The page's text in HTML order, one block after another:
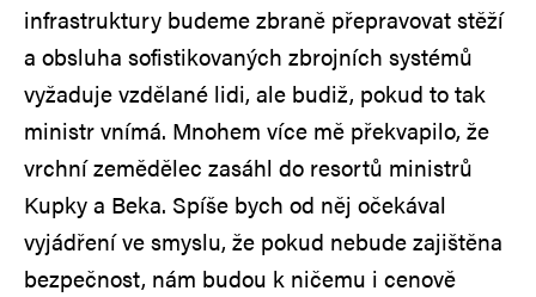
infrastruktury budeme zbraně přepravovat stěží
a obsluha sofistikovaných zbrojních systémů
vyžaduje vzdělané lidi, ale budiž, pokud to tak
ministr vnímá. Mnohem více mě překvapilo, že
vrchní zemědělec zasáhl do resortů ministrů
Kupky a Beka. Spíše bych od něj očekával
vyjádření ve smyslu, že pokud nebude zajištěna
bezpečnost, nám budou k ničemu i cenově